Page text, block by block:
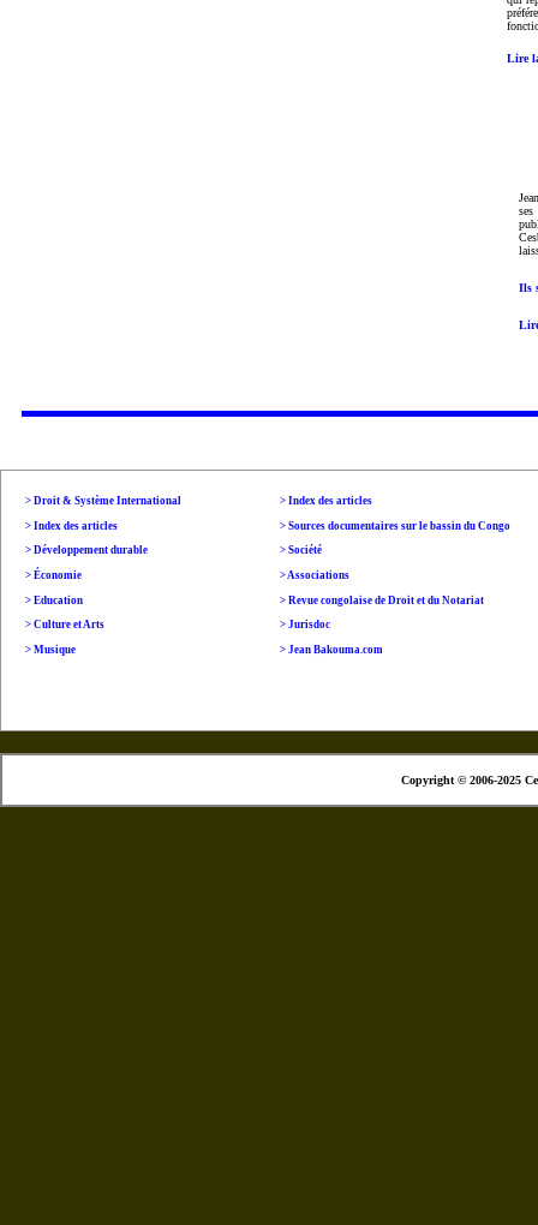
Lire
Ils
> Droit & Système International > Index des articles
> Index des articles
> Sources documentaires sur le bassin du Congo
> Développement durable > Société
> Économie > Associations
> Education
> Revue congolaise de Droit et du Notariat
> Culture et Arts
> Jurisdoc
> Musique > Jean Bakouma.com
Copyright © 2006-2025